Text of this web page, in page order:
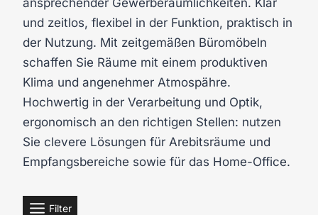
ansprechender Gewerberäumlichkeiten. Klar
und zeitlos, flexibel in der Funktion, praktisch in
der Nutzung. Mit zeitgemäßen Büromöbeln
schaffen Sie Räume mit einem produktiven
Klima und angenehmer Atmospähre.
Hochwertig in der Verarbeitung und Optik,
ergonomisch an den richtigen Stellen: nutzen
Sie clevere Lösungen für Arebitsräume und
Empfangsbereiche sowie für das Home-Office.
Filter